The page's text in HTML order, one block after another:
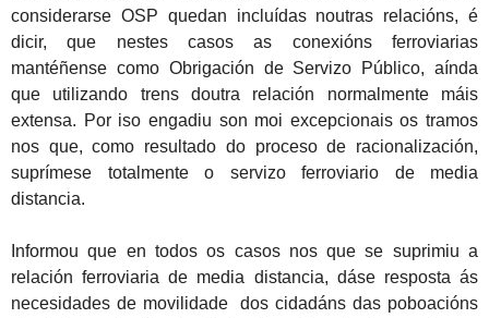
considerarse OSP quedan incluídas noutras relacións, é
dicir, que nestes casos as conexións ferroviarias
mantéñense como Obrigación de Servizo Público, aínda
que utilizando trens doutra relación normalmente máis
extensa. Por iso engadiu son moi excepcionais os tramos
nos que, como resultado do proceso de racionalización,
suprímese totalmente o servizo ferroviario de media
distancia.
Informou que en todos os casos nos que se suprimiu a
relación ferroviaria de media distancia, dáse resposta ás
necesidades de movilidade dos cidadáns das poboacións